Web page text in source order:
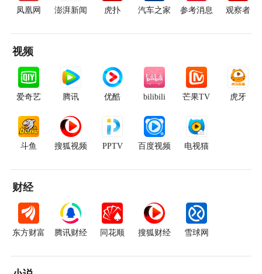
凤凰网 澎湃新闻 虎扑 汽车之家 参考消息 观察者
视频
爱奇艺 腾讯 优酷 bilibili 芒果TV 虎牙
斗鱼 搜狐视频 PPTV 百度视频 电视猫
财经
东方财富 腾讯财经 同花顺 搜狐财经 雪球网